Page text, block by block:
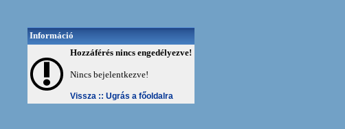
Információ
Hozzáférés nincs engedélyezve!
Nincs bejelentkezve!
Vissza :: Ugrás a főoldalra